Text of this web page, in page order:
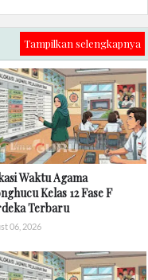
Tampilkan selengkapnya
Waktu Agama
Kelas 12 Fase F
Terbaru
06, 2026